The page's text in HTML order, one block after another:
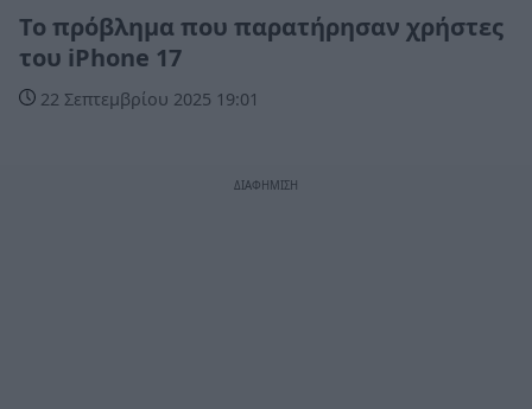
Το πρόβλημα που παρατήρησαν χρήστες
του iPhone 17
22 Σεπτεμβρίου 2025 19:01